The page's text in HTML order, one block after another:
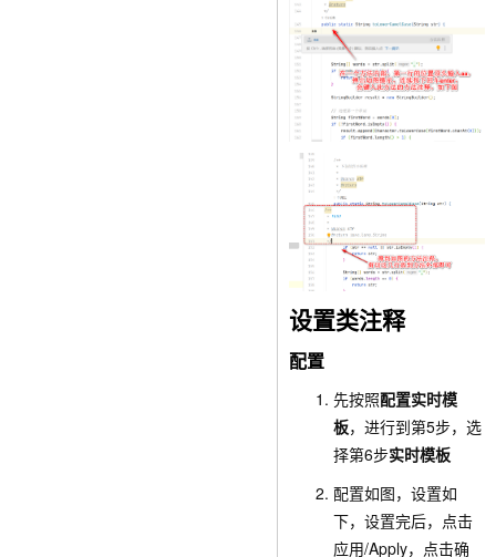
设置类注释
配置
先按照配置实时模
板，进行到第5步，选
择第6步实时模板
配置如图，设置如
下，设置完后，点击
应用/Apply，点击确